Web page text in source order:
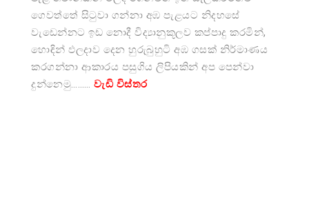
ගෙවත්තේ සිටුවා ගන්නා අඹ පැළයට නිදහසේ
වැඩෙන්නට ඉඩ නොදී විද්‍යානුකූලව කප්පාදු කරමින්,
හොඳින් ඵලදාව දෙන හුරුබුහුටි අඹ ගසක් නිර්මාණය
කරගන්නා ආකාරය පසුගිය ලිපියකින් අප පෙන්වා
දුන්නෙමු……… වැඩි විස්තර